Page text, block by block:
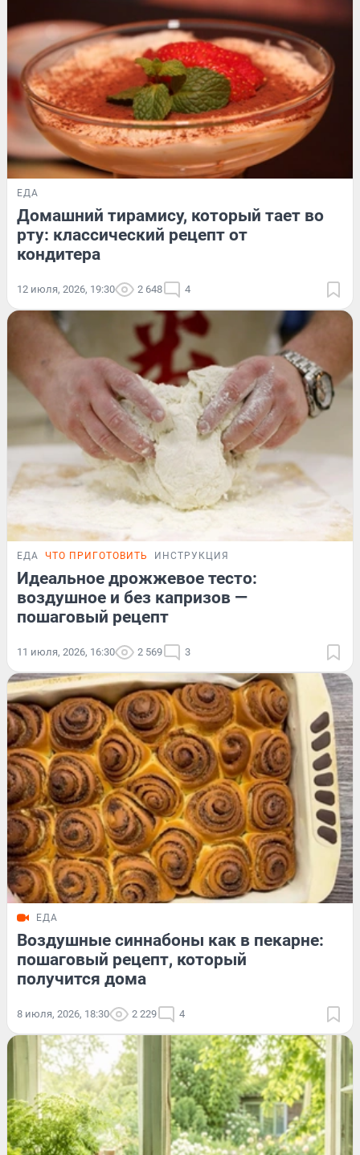
ЕДА
Домашний тирамису, который тает во
рту: классический рецепт от
кондитера
12 июля, 2026, 19:30 2 648 4
ЕДА ЧТО ПРИГОТОВИТЬ ИНСТРУКЦИЯ
Идеальное дрожжевое тесто:
воздушное и без капризов —
пошаговый рецепт
11 июля, 2026, 16:30 2 569 3
ЕДА
Воздушные синнабоны как в пекарне:
пошаговый рецепт, который
получится дома
8 июля, 2026, 18:30 2 229 4